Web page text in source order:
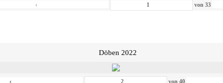
‹ von33
Döben 2022
‹ von40